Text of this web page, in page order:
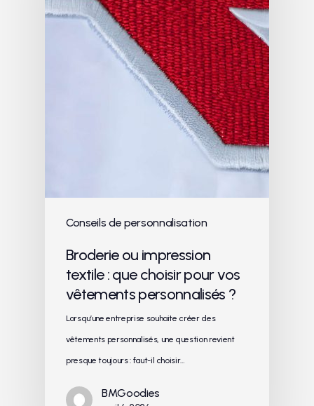
Conseils de personnalisation
Broderie ou impression
textile : que choisir pour vos
vêtements personnalisés ?
Lorsqu’une entreprise souhaite créer des
vêtements personnalisés, une question revient
presque toujours : faut-il choisir…
BMGoodies